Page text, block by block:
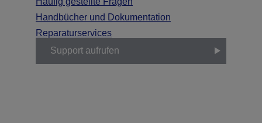
Handbücher und Dokumentation
Reparaturservices
Support aufrufen